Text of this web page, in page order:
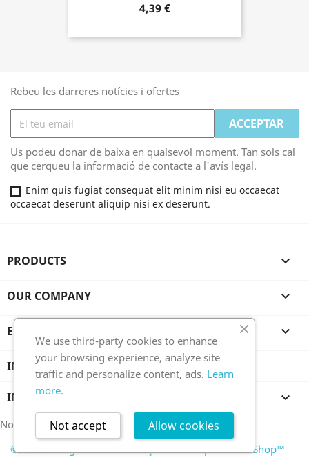
4,39 €
Rebeu les darreres notícies i ofertes
Us podeu donar de baixa en qualsevol moment. Tan sols cal
que cerqueu la informació de contacte a l'avís legal.
Enim quis fugiat consequat elit minim nisi eu occaecat
occaecat deserunt aliquip nisi ex deserunt.
PRODUCTS 
OUR COMPANY 
EL VOSTRE COMPTE 
INFORMACIÓ SOBRE LA BOTIGA
INFORMACIÓ 
No s'ha afegit cap canal RSS
© 2026 - Programa de comerç electrònic per PrestaShop™
We use third-party cookies to enhance
your browsing experience, analyze site
traffic and personalize content, ads. Learn
more.
Allow cookies
Not accept